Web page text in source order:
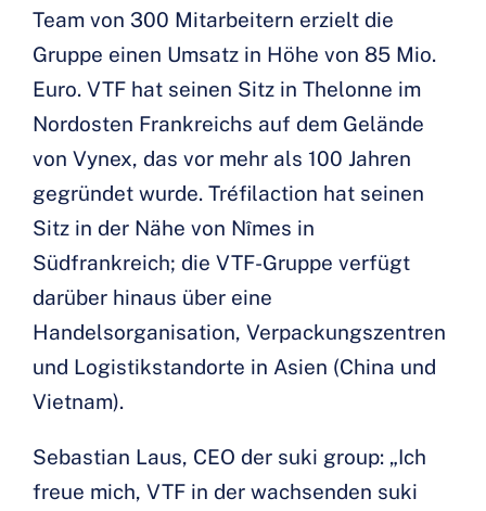
Team von 300 Mitarbeitern erzielt die
Gruppe einen Umsatz in Höhe von 85 Mio.
Euro. VTF hat seinen Sitz in Thelonne im
Nordosten Frankreichs auf dem Gelände
von Vynex, das vor mehr als 100 Jahren
gegründet wurde. Tréfilaction hat seinen
Sitz in der Nähe von Nîmes in
Südfrankreich; die VTF-Gruppe verfügt
darüber hinaus über eine
Handelsorganisation, Verpackungszentren
und Logistikstandorte in Asien (China und
Vietnam).
Sebastian Laus, CEO der suki group: „Ich
freue mich, VTF in der wachsenden suki